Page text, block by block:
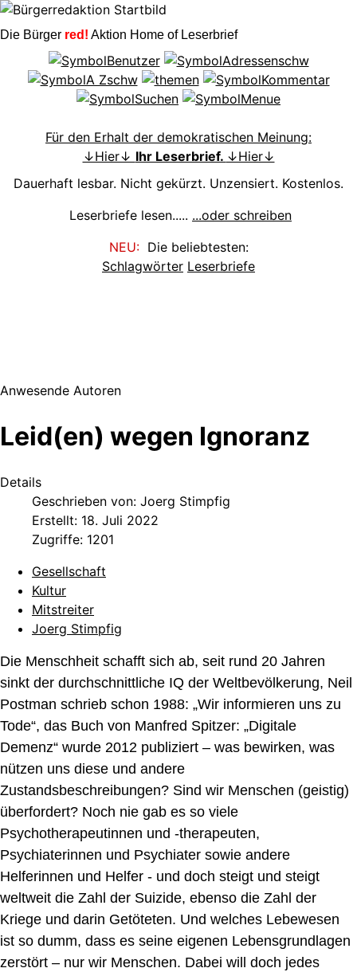
Die Bürger red! Aktion Home of Leserbrief
Für den Erhalt der demokratischen Meinung:
↓Hier↓ Ihr Leserbrief. ↓Hier↓
Dauerhaft lesbar. Nicht gekürzt. Unzensiert. Kostenlos.
Leserbriefe lesen..... ...oder schreiben
NEU:Die beliebtesten:
Schlagwörter Leserbriefe
Anwesende Autoren
Leid(en) wegen Ignoranz
Details
Geschrieben von: Joerg Stimpfig
Erstellt: 18. Juli 2022
Zugriffe: 1201
Gesellschaft
Kultur
Mitstreiter
Joerg Stimpfig
Die Menschheit schafft sich ab, seit rund 20 Jahren
sinkt der durchschnittliche IQ der Weltbevölkerung, Neil
Postman schrieb schon 1988: „Wir informieren uns zu
Tode“, das Buch von Manfred Spitzer: „Digitale
Demenz“ wurde 2012 publiziert – was bewirken, was
nützen uns diese und andere
Zustandsbeschreibungen? Sind wir Menschen (geistig)
überfordert? Noch nie gab es so viele
Psychotherapeutinnen und -therapeuten,
Psychiaterinnen und Psychiater sowie andere
Helferinnen und Helfer - und doch steigt und steigt
weltweit die Zahl der Suizide, ebenso die Zahl der
Kriege und darin Getöteten. Und welches Lebewesen
ist so dumm, dass es seine eigenen Lebensgrundlagen
zerstört – nur wir Menschen. Dabei will doch jedes